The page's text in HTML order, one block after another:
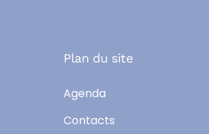
Plan du site
Agenda
Contacts